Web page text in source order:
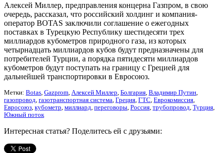
Алексей Миллер, предправления концерна Газпром, в свою
очередь, рассказал, что российский холдинг и компания-
оператор BOTAS заключили соглашение о ежегодных
поставках в Турецкую Республику шестидесяти трех
миллиардов кубометров природного газа, из которых
четырнадцать миллиардов кубов будут предназначены для
потребителей Турции, а порядка пятидесяти миллиардов
кубометров будут поступать на границу с Грецией для
дальнейшей транспортировки в Евросоюз.
Метки: Botas, Gazprom, Алексей Миллер, Болгария, Владимир Путин,
газопровод, газотранспортная система, Греция, ГТС, Еврокомиссия,
Евросоюз, кубометр, миллиард, переговоры, Россия, трубопровод, Турция,
Южный поток
Интересная статья? Поделитесь ей с друзьями: